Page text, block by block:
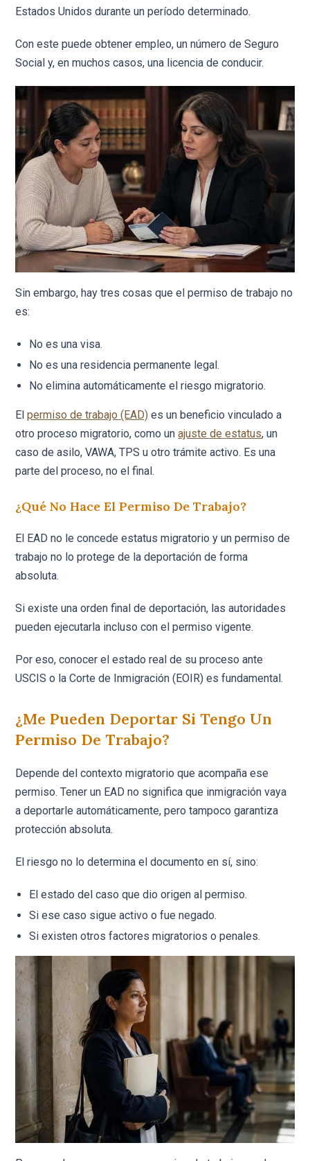
Estados Unidos durante un período determinado.
Con este puede obtener empleo, un número de Seguro
Social y, en muchos casos, una licencia de conducir.
Sin embargo, hay tres cosas que el permiso de trabajo no
es:
No es una visa.
No es una residencia permanente legal.
No elimina automáticamente el riesgo migratorio.
Elpermiso de trabajo (EAD) es un beneficio vinculado a
otro proceso migratorio, como unajuste de estatus, un
caso de asilo, VAWA, TPS u otro trámite activo. Es una
parte del proceso, no el final.
¿Qué No Hace El Permiso De Trabajo?
El EAD no le concede estatus migratorio y un permiso de
trabajo no lo protege de la deportación de forma
absoluta.
Si existe una orden final de deportación, las autoridades
pueden ejecutarla incluso con el permiso vigente.
Por eso, conocer el estado real de su proceso ante
USCIS o la Corte de Inmigración (EOIR) es fundamental.
¿Me Pueden Deportar Si Tengo Un
Permiso De Trabajo?
Depende del contexto migratorio que acompaña ese
permiso. Tener un EAD no significa que inmigración vaya
a deportarle automáticamente, pero tampoco garantiza
protección absoluta.
El riesgo no lo determina el documento en sí, sino:
El estado del caso que dio origen al permiso.
Si ese caso sigue activo o fue negado.
Si existen otros factores migratorios o penales.